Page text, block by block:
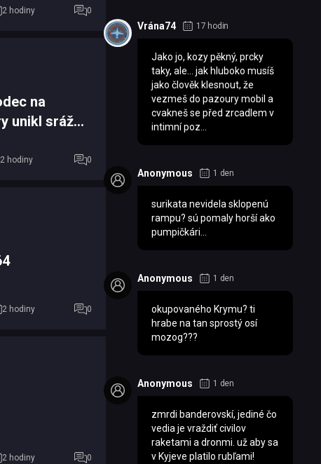
2 hodiny 0
na
unikl srážce
2 hodiny 0
2 hodiny 0
2 hodiny 0
Vrána74 17 hodin
Jako jo, kozy pěkný, prcky
taky, ale... jak hluboko musíš
jako člověk klesnout, že
vezmeš do pazoury mobil a
cvakneš se před zrcadlem v
intimní poz...
Anonymous 1 den
surikata nevidela sklopenú
rampu? sú pomaly horší ako
pumpičkári...
Anonymous 1 den
okupovaného Krymu? ti
hrabe na tan sprostý osí
mozog???
Anonymous 1 den
zmrdi banderovskí, jediné čo
vedia je vraždiť civilov
raketami a dronmi. už aby sa
v Kyjeve platilo rubľami!